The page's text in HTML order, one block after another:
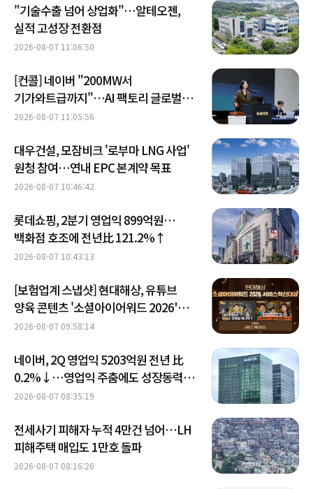
"기술수출 넘어 상업화"…알테오젠,
실적 고성장 전환점
2026-08-07 11:06:50
[컨콜] 네이버 "200MW서
기가와트급까지"…AI 팩토리 글로벌
확장 청사진
2026-08-07 11:05:56
대우건설, 모잠비크 '로부마 LNG 사업'
원청 참여…연내 EPC 본계약 목표
2026-08-07 10:46:42
롯데쇼핑, 2분기 영업익 899억원…
백화점 호조에 전년比 121.2%↑
2026-08-07 10:43:13
[보험업계 스냅샷] 현대해상, 유튜브
양육 콘텐츠 '소셜아이어워드 2026'
대상 수상 外
2026-08-07 09:58:14
네이버, 2Q 영업익 5203억원 전년 比
0.2%↓…영업익 주춤에도 성장동력
키운다
2026-08-07 08:35:19
전세사기 피해자 누적 4만건 넘어…LH
피해주택 매입도 1만호 돌파
2026-08-07 08:16:26